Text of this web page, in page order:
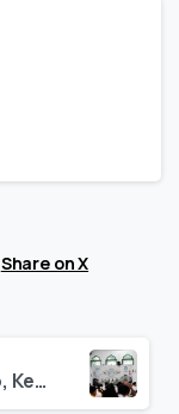
Share on X
Salat Iduladha di UIN Palopo, Kepala Biro AKU Ajak Teguhkan Kepatuhan Melalui Ibadah Kurban